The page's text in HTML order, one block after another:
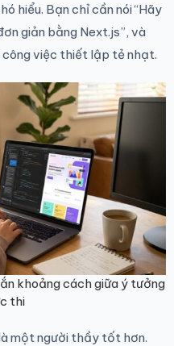
hiểu. Bạn chỉ cần nói “Hãy
giản bằng Next.js”, và
công việc thiết lập tẻ nhạt.
khoảng cách giữa ý tưởng
thi
một người thầy tốt hơn.